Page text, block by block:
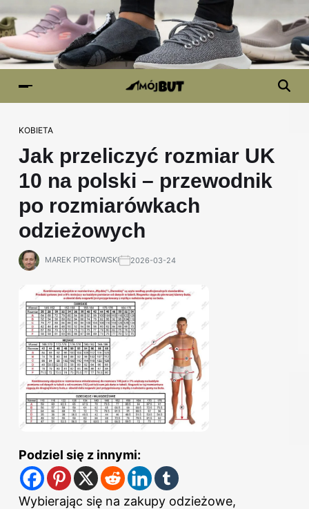
KOBIETA
Jak przeliczyć rozmiar UK
10 na polski – przewodnik
po rozmiarówkach
odzieżowych
MAREK PIOTROWSKI 2026-03-24
Podziel się z innymi:
Wybierając się na zakupy odzieżowe,